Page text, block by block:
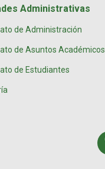
Administrativas
de Administración
de Asuntos Académicos
de Estudiantes